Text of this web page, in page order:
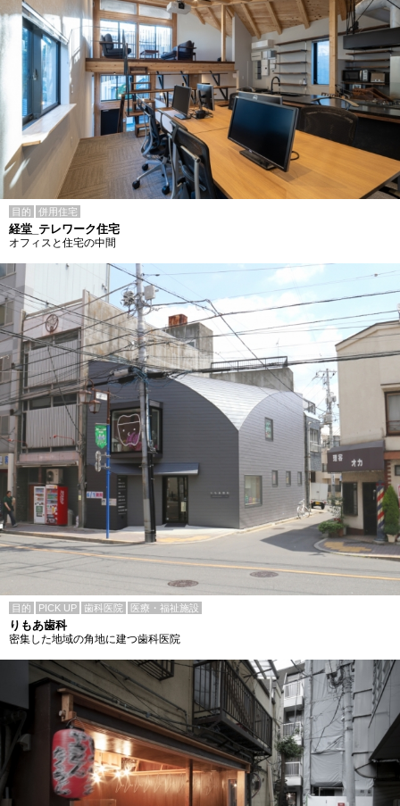
目的 併用住宅
経堂_テレワーク住宅
オフィスと住宅の中間
目的 PICK UP 歯科医院 医療・福祉施設
りもあ歯科
密集した地域の角地に建つ歯科医院